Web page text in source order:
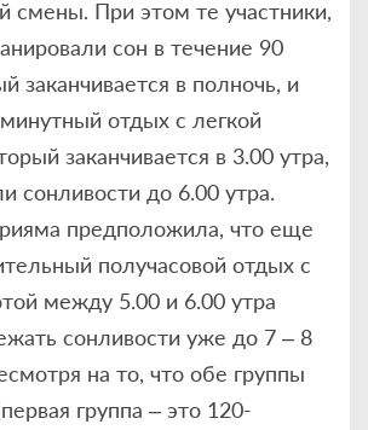
смены. При этом те участники,
сон в течение 90
заканчивается в полночь, и
отдых с легкой
заканчивается в 3.00 утра,
сонливости до 6.00 утра.
предположила, что еще
получасовой отдых с
между 5.00 и 6.00 утра
сонливости уже до 7 – 8
на то, что обе группы
группа – это 120-